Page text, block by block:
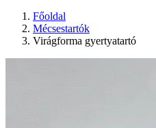
Főoldal
Mécsestartók
Virágforma gyertyatartó